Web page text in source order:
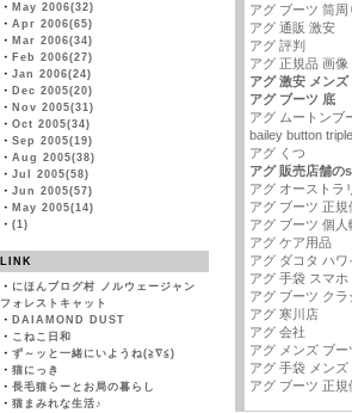
・ May 2006(32)
・ Apr 2006(65)
・ Mar 2006(34)
・ Feb 2006(27)
・ Jan 2006(24)
・ Dec 2005(20)
・ Nov 2005(31)
・ Oct 2005(34)
・ Sep 2005(19)
・ Aug 2005(38)
・ Jul 2005(58)
・ Jun 2005(57)
・ May 2005(14)
・ (1)
LINK
・ にほんブログ村 ノルウェージャン
フォレストキャット
・ DAIAMOND DUST
・ こねこ日和
・ ず～ッと一緒にいようね(≧∇≦)
・ 猫にっき
・ 長毛猫らーとお局の暮らし
・ 猫まみれな生活♪
アグ ブーツ 筒周
アグ 通販 激安
アグ 評判
アグ 正規品 画像
アグ 激安 メンズ
アグ ブーツ 底
アグ ムートンブ
bailey button
アグ くつ
アグ 販売店舗
アグ オーストラ
アグ ブーツ 正規
アグ ブーツ 個人
アグ ケア用品
アグ ダコタ ハワ
アグ 手袋 スマホ
アグ ブーツ ク
アグ 寒川店
アグ 会社
アグ メンズ ブー
アグ 手袋 メンズ
アグ ブーツ 正規